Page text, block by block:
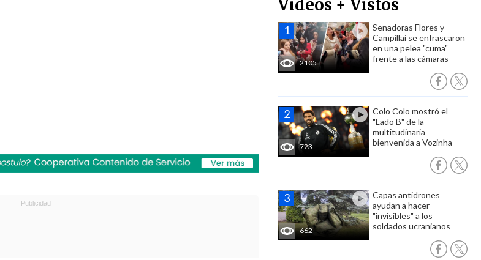
Videos + Vistos
2105
Senadoras Flores y
Campillai se enfrascaron
en una pelea "cuma"
frente a las cámaras
723
Colo Colo mostró el
"Lado B" de la
multitudinaria
bienvenida a Vozinha
662
Capas antidrones
ayudan a hacer
"invisibles" a los
soldados ucranianos